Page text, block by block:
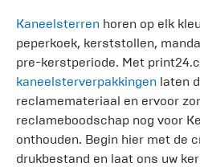
Kaneelsterren horen op elk
peperkoek, kerststollen,
pre-kerstperiode. Met
kaneelsterverpakkingen laten
reclamemateriaal en ervoor
reclameboodschap nog voor
onthouden. Begin hier met de
drukbestand en laat ons uw